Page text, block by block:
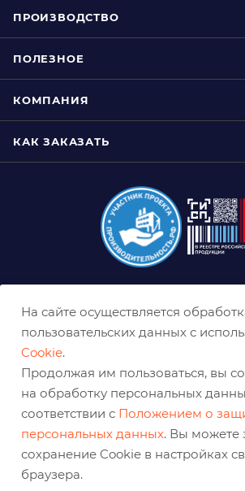
ПРОИЗВОДСТВО
ПОЛЕЗНОЕ
КОМПАНИЯ
КАК ЗАКАЗАТЬ
ekb@belabraziv.ru
На сайте осуществляется
пользовательских данных с
Cookie.
Продолжая им пользоваться, вы
на обработку персональных
соответствии с Положением о
персональных данных. Вы можете
сохранение Cookie в настройках
браузера.